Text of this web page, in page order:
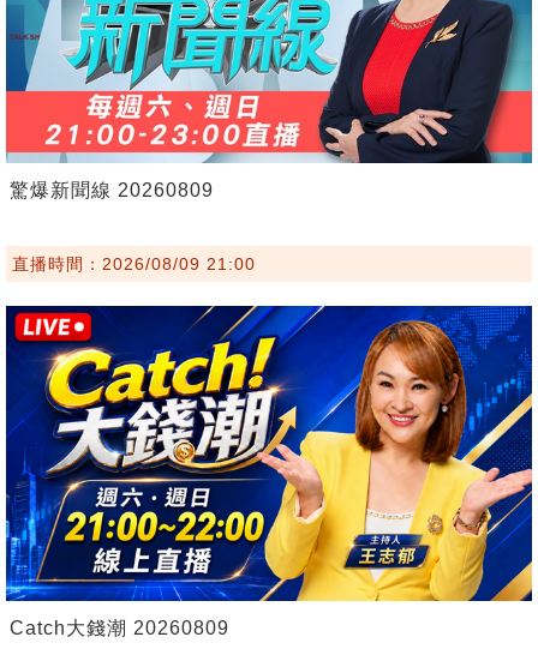
驚爆新聞線 20260809
直播時間：2026/08/09 21:00
Catch大錢潮 20260809